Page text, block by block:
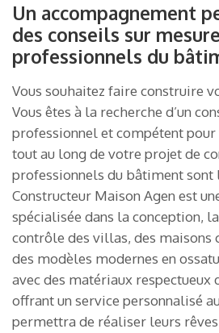
Un accompagnement
des conseils sur
professionnels du
Vous souhaitez faire construire
Vous êtes à la recherche d’un
professionnel et compétent pour
tout au long de votre projet de
professionnels du bâtiment sont
Constructeur Maison Agen est
spécialisée dans la conception,
contrôle des villas, des maisons
des modèles modernes en
avec des matériaux respectueux
offrant un service personnalisé
permettra de réaliser leurs